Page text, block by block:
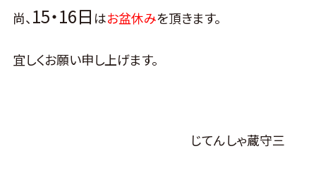
尚、 15・16日 はお盆休みを頂きます。
宜しくお願い申し上げます。
じてんしゃ蔵守三